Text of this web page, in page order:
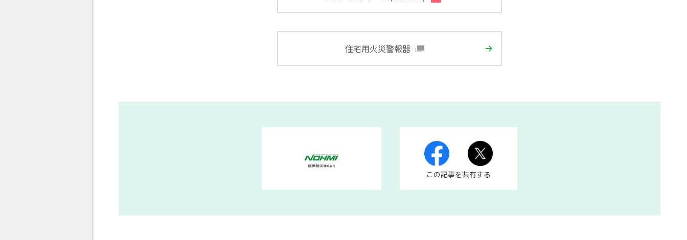
住宅用火災警報器
この記事を共有する